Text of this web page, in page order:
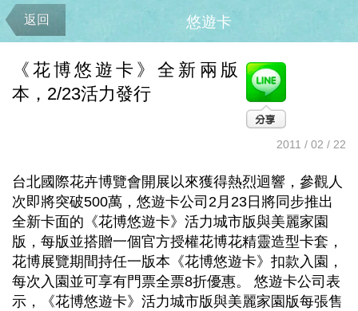
返回 悠遊卡
《花博悠遊卡》全新兩版
本，2/23活力發行
2011 / 02 / 22
台北國際花卉博覽會開展以來獲得熱烈迴響，參觀人
次即將突破500萬，悠遊卡公司2月23日將同步推出
全新卡面的《花博悠遊卡》活力城市版與美麗家園
版，每版並搭贈一個官方授權花博花精靈造型卡套，
花博展覽期間持任一版本《花博悠遊卡》扣款入園，
每次入園並可享有門票全票8折優惠。 悠遊卡公司表
示，《花博悠遊卡》活力城市版與美麗家園版每張售